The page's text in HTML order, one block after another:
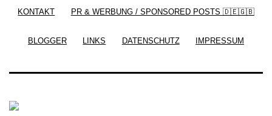
KONTAKT PR & WERBUNG / SPONSORED POSTS 🇩🇪🇬🇧
BLOGGER LINKS DATENSCHUTZ IMPRESSUM